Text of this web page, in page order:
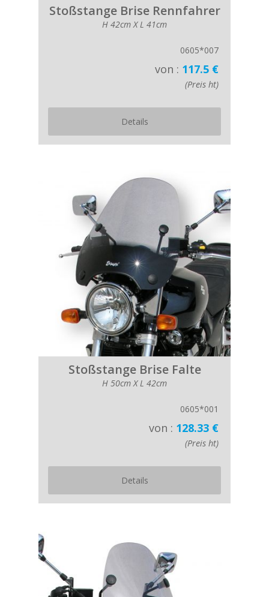
Stoßstange Brise Rennfahrer
H 42cm X L 41cm
0605*007
von : 117.5 €
(Preis ht)
Details
Stoßstange Brise Falte
H 50cm X L 42cm
0605*001
von : 128.33 €
(Preis ht)
Details